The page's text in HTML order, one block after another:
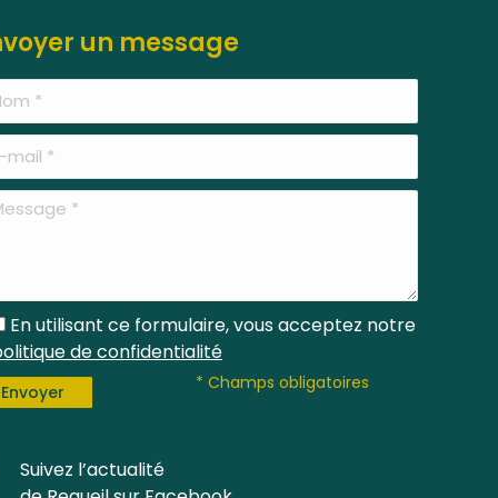
un message
En utilisant ce formulaire, vous acceptez notre
de confidentialité
* Champs obligatoires
Suivez l’actualité